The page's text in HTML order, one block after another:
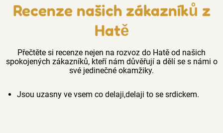
Recenze našich zákazníků z
Hatě
Přečtěte si recenze nejen na rozvoz do Hatě od našich
spokojených zákazníků, kteří nám důvěřují a dělí se s námi o
své jedinečné okamžiky.
Jsou uzasny ve vsem co delaji,delaji to se srdickem.